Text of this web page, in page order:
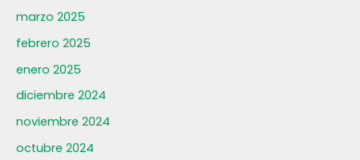
marzo 2025
febrero 2025
enero 2025
diciembre 2024
noviembre 2024
octubre 2024